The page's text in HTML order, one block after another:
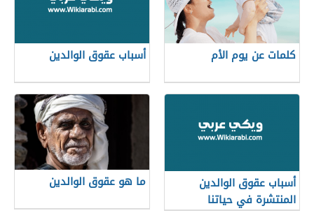
كلمات عن يوم الأم أسباب عقوق الوالدين
أسباب عقوق الوالدين
المنتشرة في حياتنا
ما هو عقوق الوالدين